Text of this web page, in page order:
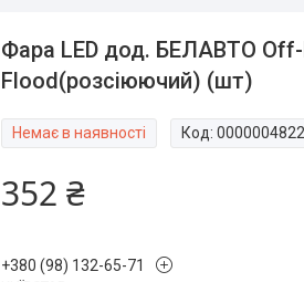
Фара LED дод. БЕЛАВТО Off-
Flood(розсіюючий) (шт)
Немає в наявності Код:
352 ₴
+380 (98) 132-65-71